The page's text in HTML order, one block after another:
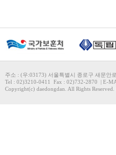
주소 : (우:03173) 서울특별시 종로구 새문안
Tel : 02)3210-0411 Fax : 02)732-2870 | E-
Copyright(c) daedongdan. All Rights